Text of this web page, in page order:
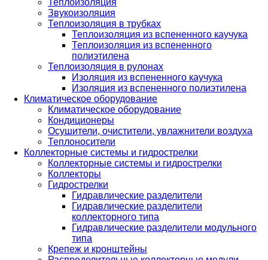
Теплоизоляция
Звукоизоляция
Теплоизоляция в трубках
Теплоизоляция из вспененного каучука
Теплоизоляция из вспененного
полиэтилена
Теплоизоляция в рулонах
Изоляция из вспененного каучука
Изоляция из вспененного полиэтилена
Климатическое оборудование
Климатическое оборудование
Кондиционеры
Осушители, очистители, увлажнители воздуха
Теплоносители
Коллекторные системы и гидрострелки
Коллекторные системы и гидрострелки
Коллекторы
Гидрострелки
Гидравлические разделители
Гидравлические разделители
коллекторного типа
Гидравлические разделители модульного
типа
Крепеж и кронштейны